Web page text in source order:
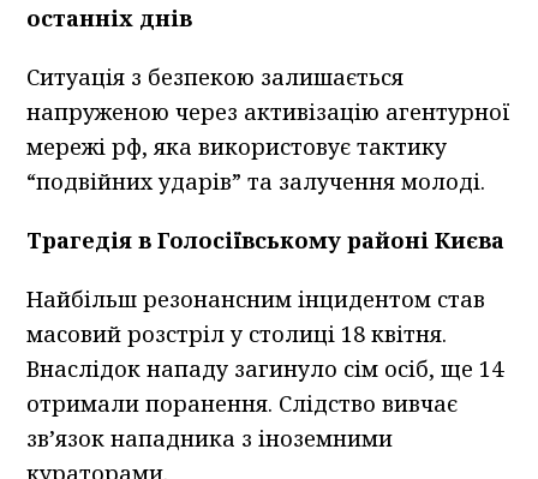
останніх днів
Ситуація з безпекою залишається
напруженою через активізацію агентурної
мережі рф, яка використовує тактику
“подвійних ударів” та залучення молоді.
Трагедія в Голосіївському районі Києва
Найбільш резонансним інцидентом став
масовий розстріл у столиці 18 квітня.
Внаслідок нападу загинуло сім осіб, ще 14
отримали поранення. Слідство вивчає
зв’язок нападника з іноземними
кураторами.